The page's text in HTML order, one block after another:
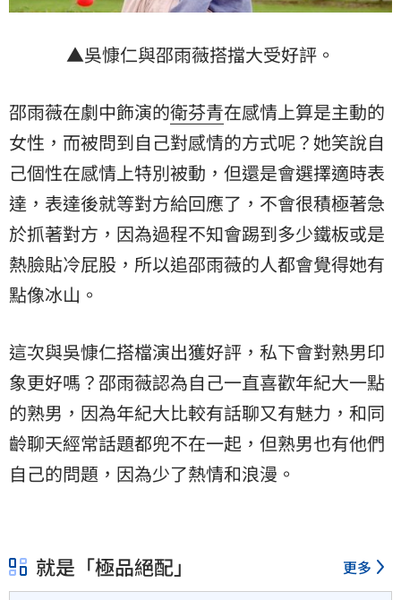
▲吳慷仁與邵雨薇搭擋大受好評。
邵雨薇在劇中飾演的衛芬青在感情上算是主動的
女性，而被問到自己對感情的方式呢？她笑說自
己個性在感情上特別被動，但還是會選擇適時表
達，表達後就等對方給回應了，不會很積極著急
於抓著對方，因為過程不知會踢到多少鐵板或是
熱臉貼冷屁股，所以追邵雨薇的人都會覺得她有
點像冰山。
這次與吳慷仁搭檔演出獲好評，私下會對熟男印
象更好嗎？邵雨薇認為自己一直喜歡年紀大一點
的熟男，因為年紀大比較有話聊又有魅力，和同
齡聊天經常話題都兜不在一起，但熟男也有他們
自己的問題，因為少了熱情和浪漫。
就是「極品絕配」 更多